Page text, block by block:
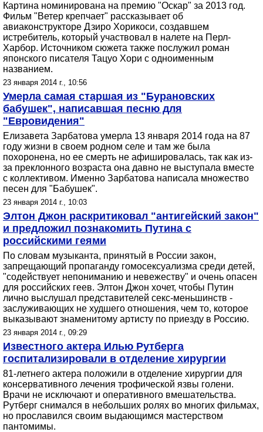
Картина номинирована на премию "Оскар" за 2013 год.
Фильм "Ветер крепчает" рассказывает об
авиаконструкторе Дзиро Хорикоси, создавшем
истребитель, который участвовал в налете на Перл-
Харбор. Источником сюжета также послужил роман
японского писателя Тацуо Хори с одноименным
названием.
23 января 2014 г., 10:56
Умерла самая старшая из "Бурановских
бабушек", написавшая песню для
"Евровидения"
Елизавета Зарбатова умерла 13 января 2014 года на 87
году жизни в своем родном селе и там же была
похоронена, но ее смерть не афишировалась, так как из-
за преклонного возраста она давно не выступала вместе
с коллективом. Именно Зарбатова написала множество
песен для "Бабушек".
23 января 2014 г., 10:03
Элтон Джон раскритиковал "антигейский закон"
и предложил познакомить Путина с
российскими геями
По словам музыканта, принятый в России закон,
запрещающий пропаганду гомосексуализма среди детей,
"содействует непониманию и невежеству" и очень опасен
для российских геев. Элтон Джон хочет, чтобы Путин
лично выслушал представителей секс-меньшинств -
заслуживающих не худшего отношения, чем то, которое
выказывают знаменитому артисту по приезду в Россию.
23 января 2014 г., 09:29
Известного актера Илью Рутберга
госпитализировали в отделение хирургии
81-летнего актера положили в отделение хирургии для
консервативного лечения трофической язвы голени.
Врачи не исключают и оперативного вмешательства.
Рутберг снимался в небольших ролях во многих фильмах,
но прославился своим выдающимся мастерством
пантомимы.